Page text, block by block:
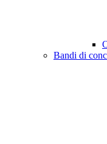
Bandi di